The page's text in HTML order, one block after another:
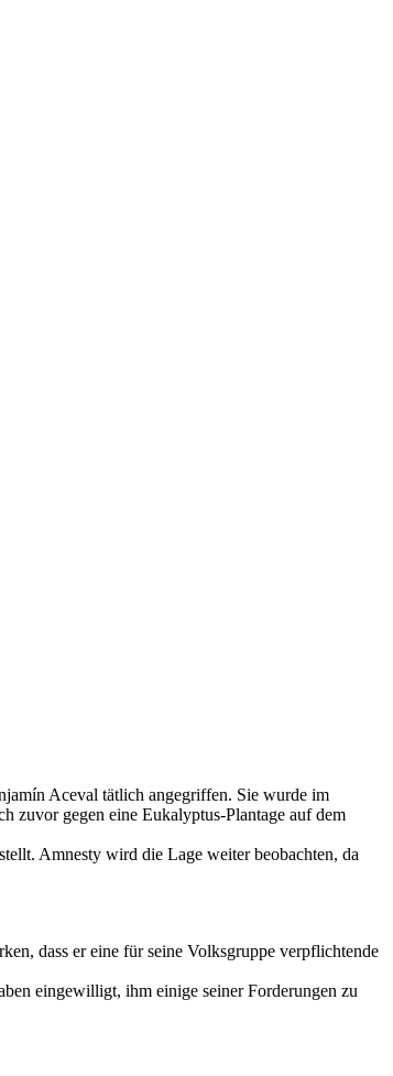
Aceval tätlich angegriffen. Sie wurde im
zuvor gegen eine Eukalyptus-Plantage auf dem
Amnesty wird die Lage weiter beobachten, da
dass er eine für seine Volksgruppe verpflichtende
eingewilligt, ihm einige seiner Forderungen zu